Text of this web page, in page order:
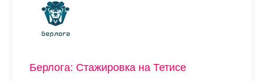
Берлога: Стажировка на Тетисе